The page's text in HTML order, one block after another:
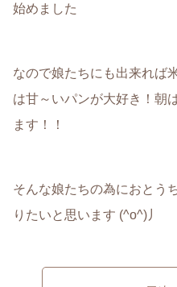
始めました
なので娘たちにも出来れば
は甘～いパンが大好き！朝
ます！！
そんな娘たちの為におとう
りたいと思います (^o^)丿